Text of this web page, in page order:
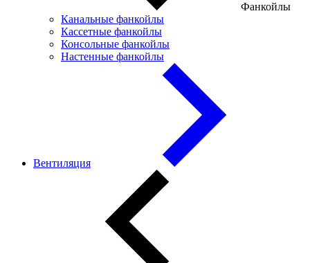
Фанкойлы
Канальные фанкойлы
Кассетные фанкойлы
Консольные фанкойлы
Настенные фанкойлы
Вентиляция